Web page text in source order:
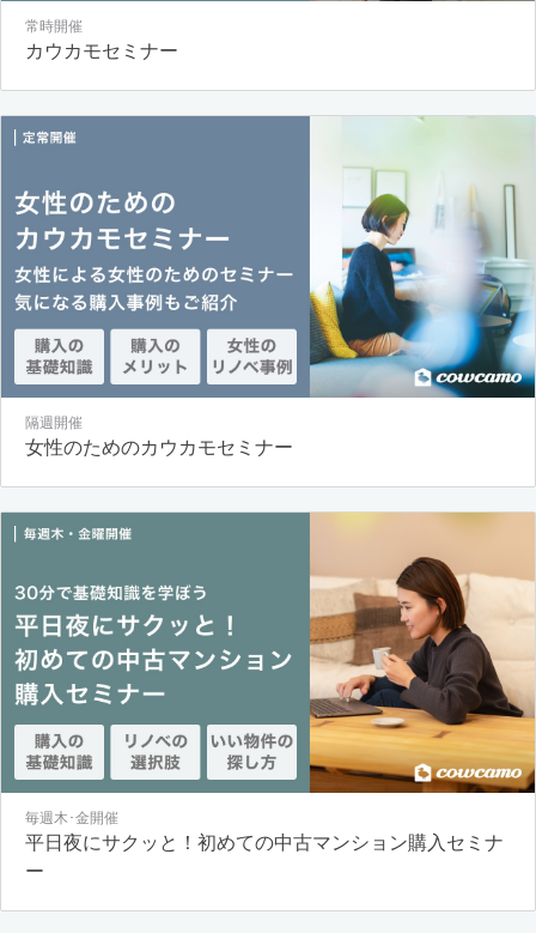
常時開催
カウカモセミナー
隔週開催
女性のためのカウカモセミナー
毎週木･金開催
平日夜にサクッと！初めての中古マンション購入セミナ
ー